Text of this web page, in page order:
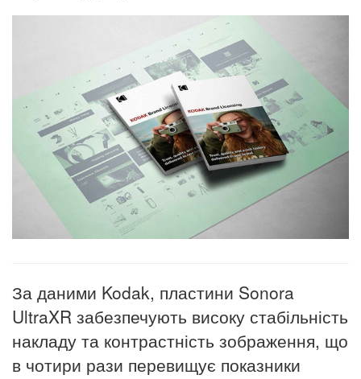
За даними Kodak, пластини Sonora
UltraXR забезпечують високу стабільність
накладу та контрастність зображення, що
в чотири рази перевищує показники